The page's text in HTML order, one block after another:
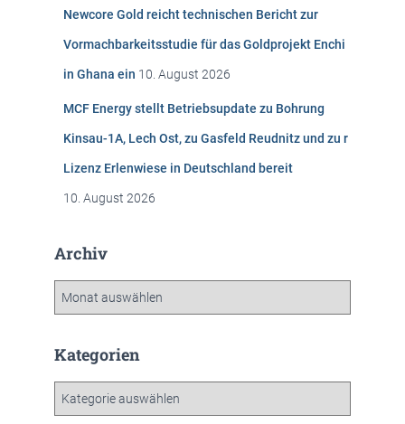
Newcore Gold reicht technischen Bericht zur
Vormachbarkeitsstudie für das Goldprojekt Enchi
in Ghana ein 10. August 2026
MCF Energy stellt Betriebsupdate zu Bohrung
Kinsau-1A, Lech Ost, zu Gasfeld Reudnitz und zu r
Lizenz Erlenwiese in Deutschland bereit
10. August 2026
Archiv
h
Kategorien